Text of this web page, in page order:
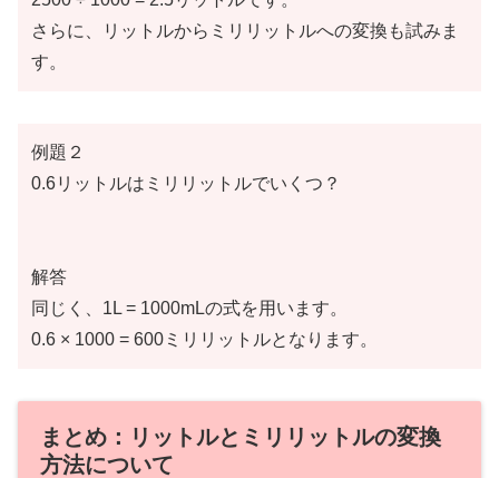
さらに、リットルからミリリットルへの変換も試みま
す。
例題２
0.6リットルはミリリットルでいくつ？
解答
同じく、1L = 1000mLの式を用います。
0.6 × 1000 = 600ミリリットルとなります。
まとめ：リットルとミリリットルの変換
方法について